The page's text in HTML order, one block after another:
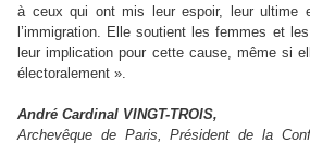
à ceux qui ont mis leur espoir, leur ultime
l’immigration. Elle soutient les femmes et
leur implication pour cette cause, même si
électoralement ».
André Cardinal VINGT-TROIS,
Archevêque de Paris, Président de la